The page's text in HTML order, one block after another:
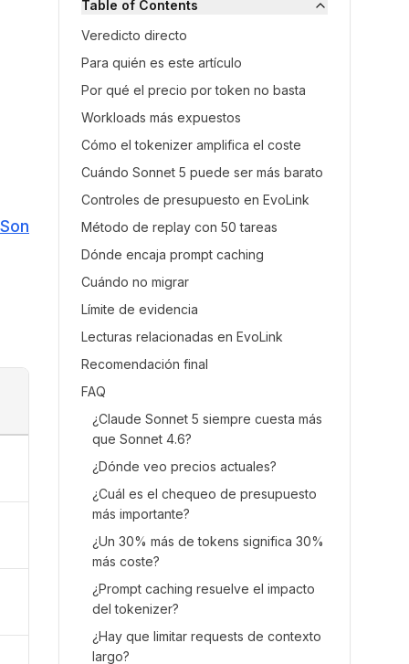
Table of Contents
Veredicto directo
Para quién es este artículo
Por qué el precio por token no basta
Workloads más expuestos
Cómo el tokenizer amplifica el coste
Cuándo Sonnet 5 puede ser más barato
Controles de presupuesto en EvoLink
Método de replay con 50 tareas
Dónde encaja prompt caching
Cuándo no migrar
Límite de evidencia
Lecturas relacionadas en EvoLink
Recomendación final
FAQ
¿Claude Sonnet 5 siempre cuesta más
que Sonnet 4.6?
¿Dónde veo precios actuales?
¿Cuál es el chequeo de presupuesto
más importante?
¿Un 30% más de tokens significa 30%
más coste?
¿Prompt caching resuelve el impacto
del tokenizer?
¿Hay que limitar requests de contexto
largo?